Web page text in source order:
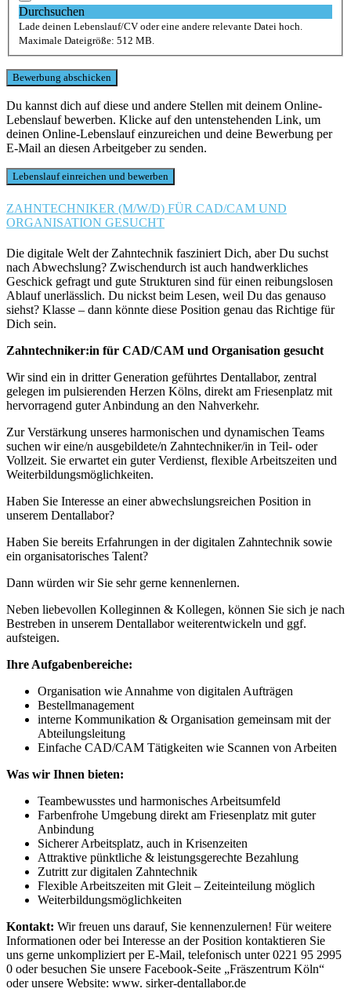
Durchsuchen
Lade deinen Lebenslauf/CV oder eine andere relevante Datei hoch.
Maximale Dateigröße: 512 MB.
Du kannst dich auf diese und andere Stellen mit deinem Online-
Lebenslauf bewerben. Klicke auf den untenstehenden Link, um
deinen Online-Lebenslauf einzureichen und deine Bewerbung per
E-Mail an diesen Arbeitgeber zu senden.
ZAHNTECHNIKER (M/W/D) FÜR CAD/CAM UND
ORGANISATION GESUCHT
Die digitale Welt der Zahntechnik fasziniert Dich, aber Du suchst
nach Abwechslung? Zwischendurch ist auch handwerkliches
Geschick gefragt und gute Strukturen sind für einen reibungslosen
Ablauf unerlässlich. Du nickst beim Lesen, weil Du das genauso
siehst? Klasse – dann könnte diese Position genau das Richtige für
Dich sein.
Zahntechniker:in für CAD/CAM und Organisation gesucht
Wir sind ein in dritter Generation geführtes Dentallabor, zentral
gelegen im pulsierenden Herzen Kölns, direkt am Friesenplatz mit
hervorragend guter Anbindung an den Nahverkehr.
Zur Verstärkung unseres harmonischen und dynamischen Teams
suchen wir eine/n ausgebildete/n Zahntechniker/in in Teil- oder
Vollzeit. Sie erwartet ein guter Verdienst, flexible Arbeitszeiten und
Weiterbildungsmöglichkeiten.
Haben Sie Interesse an einer abwechslungsreichen Position in
unserem Dentallabor?
Haben Sie bereits Erfahrungen in der digitalen Zahntechnik sowie
ein organisatorisches Talent?
Dann würden wir Sie sehr gerne kennenlernen.
Neben liebevollen Kolleginnen & Kollegen, können Sie sich je nach
Bestreben in unserem Dentallabor weiterentwickeln und ggf.
aufsteigen.
Ihre Aufgabenbereiche:
Organisation wie Annahme von digitalen Aufträgen
Bestellmanagement
interne Kommunikation & Organisation gemeinsam mit der
Abteilungsleitung
Einfache CAD/CAM Tätigkeiten wie Scannen von Arbeiten
Was wir Ihnen bieten:
Teambewusstes und harmonisches Arbeitsumfeld
Farbenfrohe Umgebung direkt am Friesenplatz mit guter
Anbindung
Sicherer Arbeitsplatz, auch in Krisenzeiten
Attraktive pünktliche & leistungsgerechte Bezahlung
Zutritt zur digitalen Zahntechnik
Flexible Arbeitszeiten mit Gleit – Zeiteinteilung möglich
Weiterbildungsmöglichkeiten
Kontakt: Wir freuen uns darauf, Sie kennenzulernen! Für weitere
Informationen oder bei Interesse an der Position kontaktieren Sie
uns gerne unkompliziert per E-Mail, telefonisch unter 0221 95 2995
0 oder besuchen Sie unsere Facebook-Seite „Fräszentrum Köln“
oder unsere Website: www. sirker-dentallabor.de